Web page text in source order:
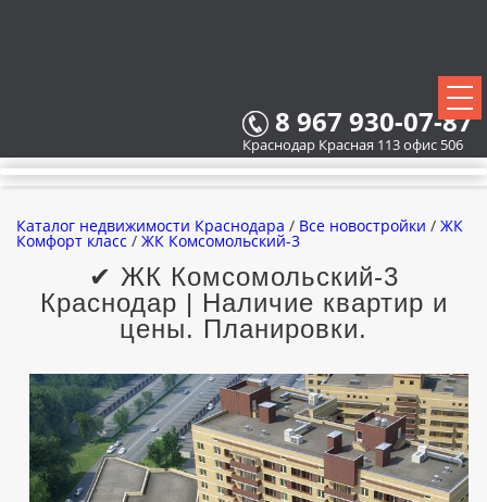
8 967 930-07-87
Краснодар Красная 113 офис 506
ВСЕ НОВОСТРОЙКИ
ЗАСТРОЙЩИКИ
ВСЕ КОТТЕДЖНЫЕ ПОСЕЛКИ
Каталог недвижимости Краснодара / Все новостройки / ЖК
Комфорт класс / ЖК Комсомольский-3
✔ ЖК Комсомольский-3
Краснодар | Наличие квартир и
цены. Планировки.